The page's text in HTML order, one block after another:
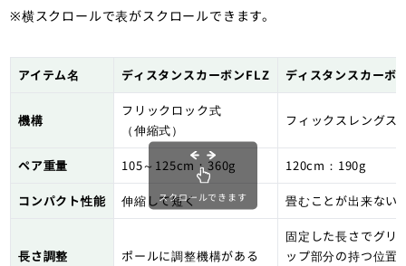
※横スクロールで表がスクロールできます。
アイテム名 ディスタンスカーボンFLZ ディスタンスカーボ
機構
フリックロック式
（伸縮式）
フィックスレングス
ペア重量 105～125cm：360g 120cm：190g
コンパクト性能 伸縮して短く 畳むことが出来ない
長さ調整 ポールに調整機構がある
固定した長さでグリ
ップ部分の持つ位置
スクロールできます